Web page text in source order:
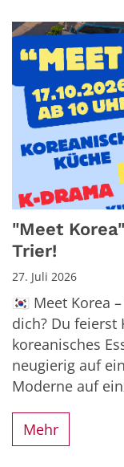
"Meet
Trier!
27. Juli 2026
🇰🇷 Meet Korea
dich? Du
koreanisches
neugierig auf
Moderne auf
Mehr